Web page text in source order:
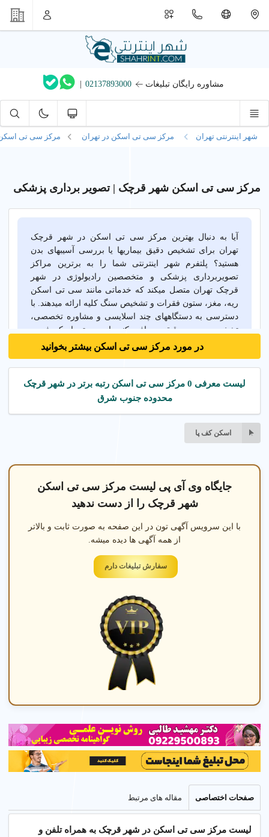
مشاوره رایگان تبلیغات 02137893000
|
شهر اینترنتی تهران مرکز سی تی اسکن در تهران مرکز سی تی
مرکز سی تی اسکن شهر قرچک | تصویر برداری پزشکی
آیا به دنبال بهترین مرکز سی تی اسکن در شهر قرچک
تهران برای تشخیص دقیق بیماریها یا بررسی آسیبهای بدن
هستید؟ پلتفرم شهر اینترنتی شما را به برترین مراکز
تصویربرداری پزشکی و متخصصین رادیولوژی در شهر
قرچک تهران متصل میکند که خدماتی مانند سی تی اسکن
ریه، مغز، ستون فقرات و تشخیص سنگ کلیه ارائه میدهند. با
دسترسی به دستگاههای چند اسلایسی و مشاوره تخصصی،
تشخیص سریع و دقیقی دریافت کنید. از سی تی اسکن فوری
بدون نوبت تا خدمات شبانه روزی، بهترین راه حلها در شهر
خدمات تخصصی سی تی اسکن در شهر قرچک تهران
سی تی اسکن ریه
راهنمای جامع خدمات سی تی اسکن در شهر قرچک
تهران
سی تی اسکن چیست و چه کاربردی دارد؟
در مورد مرکز سی تی اسکن بیشتر بخوانید
لیست معرفی 0 مرکز سی تی اسکن رتبه برتر در شهر قرچک
محدوده جنوب شرق
اسکن کف پا
جایگاه وی آی پی لیست مرکز سی تی اسکن
شهر قرچک را از دست ندهید
با این سرویس آگهی تون در این صفحه به صورت ثابت و بالاتر
از همه آگهی ها دیده میشه.
سفارش تبلیغات دارم
صفحات اختصاصی مقاله های مرتبط
لیست مرکز سی تی اسکن در شهر قرچک به همراه تلفن و